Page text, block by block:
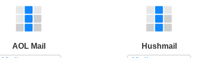
AOL Mail Hushmail